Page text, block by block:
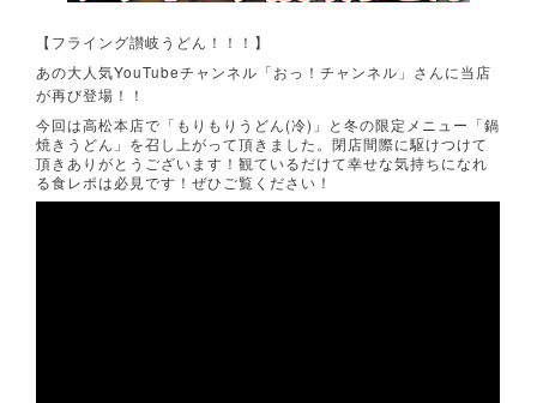
【フライング讃岐うどん！！！】
あの大人気YouTubeチャンネル「おっ！チャンネル」さんに当店
が再び登場！！
今回は高松本店で「もりもりうどん (冷) 」と冬の限定メニュー「鍋
焼きうどん」を召し上がって頂きました。閉店間際に駆けつけて
頂きありがとうございます！観ているだけて幸せな気持ちになれ
る食レポは必見です！ぜひご覧ください！